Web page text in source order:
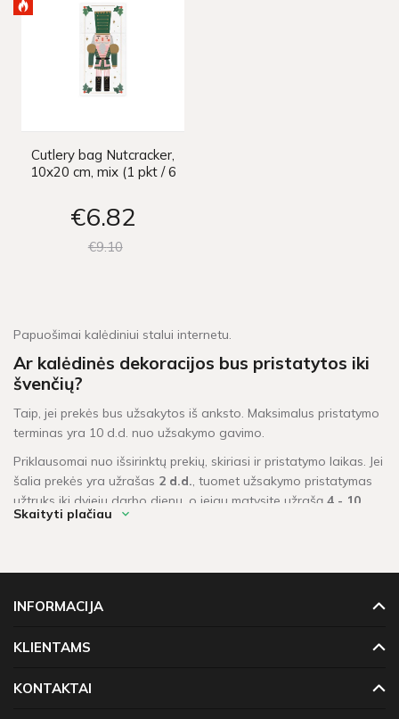
Cutlery bag Nutcracker,
10x20 cm, mix (1 pkt / 6
€6 82
€910
Papuošimai kalėdiniui stalui internetu.
Ar kalėdinės dekoracijos bus pristatytos iki
švenčių?
Taip, jei prekės bus užsakytos iš anksto. Maksimalus pristatymo
terminas yra 10 d.d. nuo užsakymo gavimo.
Priklausomai nuo išsirinktų prekių, skiriasi ir pristatymo laikas. Jei
šalia prekės yra užrašas 2 d.d., tuomet užsakymo pristatymas
užtruks iki dviejų darbo dienų, o jeigu matysite užrašą 4 - 10
d.d., tai prekių teks palaukti iki dešimties darbo dienų.
Kokios yra populiariausios kalėdinės
dekoracijos?
visa visuma, kad kalėdinės dekoracijos derėtų tarpusavyje tiek
Skaityti plačiau
INFORMACIJA
KLIENTAMS
KONTAKTAI